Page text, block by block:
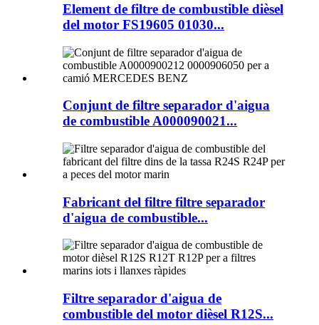
Element de filtre de combustible dièsel
del motor FS19605 01030...
Conjunt de filtre separador d'aigua
de combustible A000090021...
Fabricant del filtre filtre separador
d'aigua de combustible...
Filtre separador d'aigua de
combustible del motor dièsel R12S...